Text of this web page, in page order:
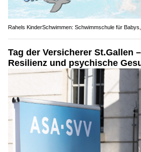
Rahels KinderSchwimmen: Schwimmschule für
Tag der Versicherer St.Gallen
Resilienz und psychische